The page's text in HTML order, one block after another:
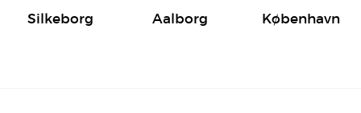
Silkeborg Aalborg København